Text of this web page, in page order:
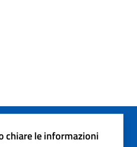
chiare le informazioni